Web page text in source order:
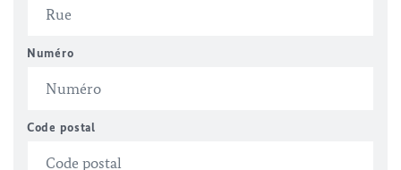
Numéro
Code postal